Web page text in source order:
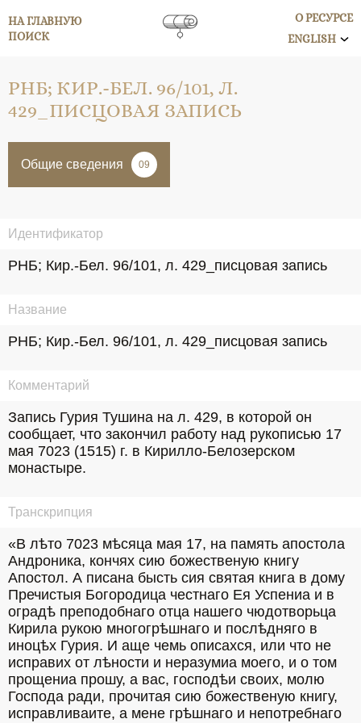
НА ГЛАВНУЮ
ПОИСК
О РЕСУРСЕ
ENGLISH
РНБ; КИР.-БЕЛ. 96/101, Л.
429_ПИСЦОВАЯ ЗАПИСЬ
Общие сведения 09
Идентификатор
РНБ; Кир.-Бел. 96/101, л. 429_писцовая запись
Название
РНБ; Кир.-Бел. 96/101, л. 429_писцовая запись
Комментарий
Запись Гурия Тушина на л. 429, в которой он
сообщает, что закончил работу над рукописью 17
мая 7023 (1515) г. в Кирилло-Белозерском
монастыре.
Транскрипция
«В лѣто 7023 мѣсяца мая 17, на память апостола
Андроника, кончях сию божественую книгу
Апостол. А писана бысть сия святая книга в дому
Пречистыя Богородица честнаго Ея Успениа и в
оградѣ преподобнаго отца нашего чюдотворьца
Кирила рукою многогрѣшнаго и послѣдняго в
иноцѣх Гурия. И аще чемь описахся, или что не
исправих от лѣности и неразумиа моего, и о том
прощениа прошу, а вас, господѣи своих, молю
Господа ради, прочитая сию божественую книгу,
исправливаите, а мене грѣшнаго и непотребнаго